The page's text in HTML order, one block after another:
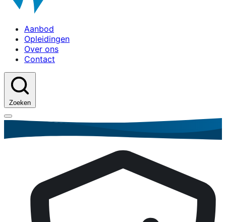
Home
Aanbod
Opleidingen
Over ons
Contact
Zoeken